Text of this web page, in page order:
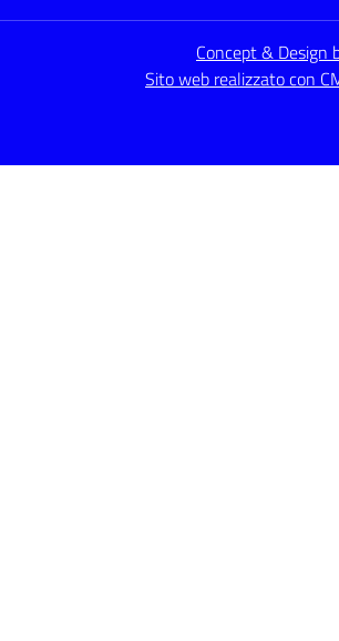
Concept & Design
Sito web realizzato con